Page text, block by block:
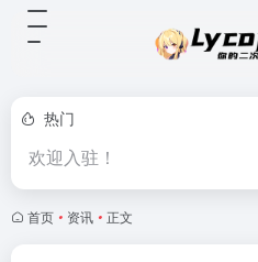
热门
欢迎入驻！
首页 • 资讯 • 正文